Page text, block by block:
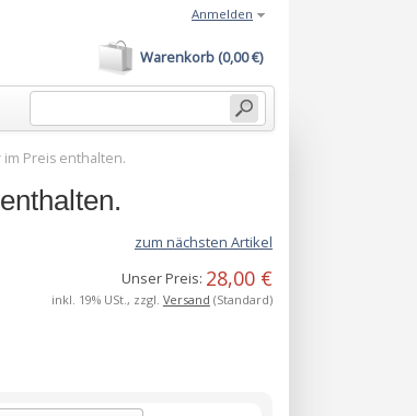
Warenkorb (0,00 €)
Anmelden
im Preis enthalten.
zum nächsten Artikel
Unser Preis: 28,00 €
inkl. 19% USt., zzgl. Versand (Standard)